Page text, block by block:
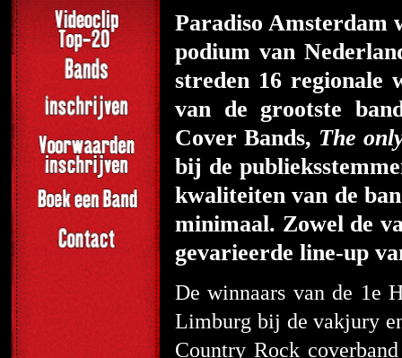
Paradiso Amsterdam
podium van
streden 16 regionale
van de grootste
Cover Bands, The
bij de
kwaliteiten van de
minimaal. Zowel de
gevarieerde line-up
De winnaars van de 1e
Limburg bij de vakjury
Country Rock